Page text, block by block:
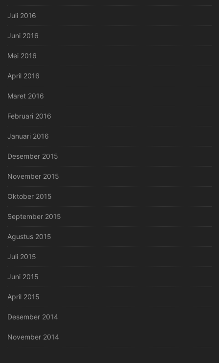
Juli 2016
Juni 2016
Mei 2016
April 2016
Maret 2016
Februari 2016
Januari 2016
Desember 2015
November 2015
Oktober 2015
September 2015
Agustus 2015
Juli 2015
Juni 2015
April 2015
Desember 2014
November 2014